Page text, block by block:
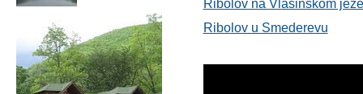
Garaško jezero
Ribolov na Vlasinskom
Ribolov u Smederevu